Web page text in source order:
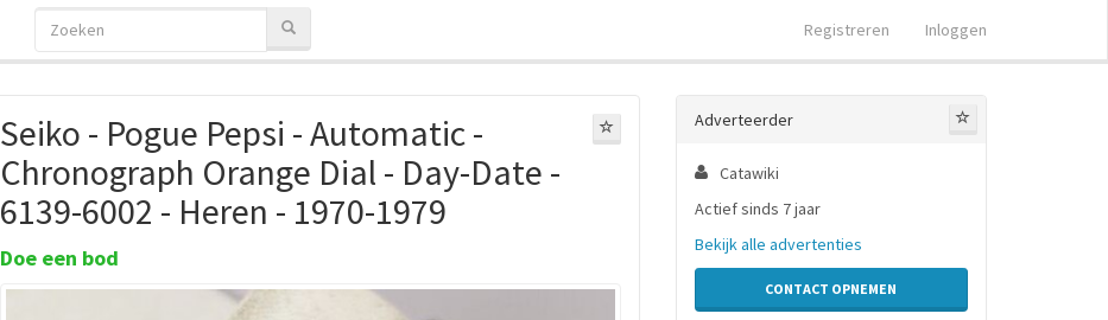
Registreren Inloggen
Seiko - Pogue Pepsi - Automatic -
Chronograph Orange Dial - Day-Date -
6139-6002 - Heren - 1970-1979
Doe een bod
Adverteerder
Catawiki
Actief sinds 7 jaar
Bekijk alle advertenties
CONTACT OPNEMEN